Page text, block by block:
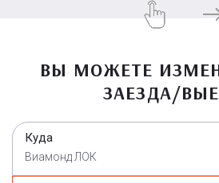
ВЫ МОЖЕТЕ
ЗАЕЗДА/
Куда
Виамонд ЛОК